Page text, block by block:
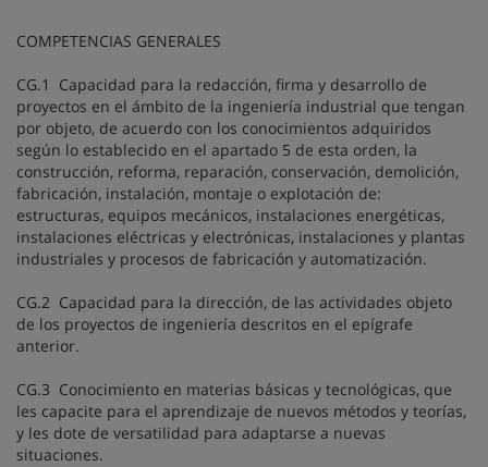
COMPETENCIAS GENERALES
CG.1 Capacidad para la redacción, firma y desarrollo de
proyectos en el ámbito de la ingeniería industrial que tengan
por objeto, de acuerdo con los conocimientos adquiridos
según lo establecido en el apartado 5 de esta orden, la
construcción, reforma, reparación, conservación, demolición,
fabricación, instalación, montaje o explotación de:
estructuras, equipos mecánicos, instalaciones energéticas,
instalaciones eléctricas y electrónicas, instalaciones y plantas
industriales y procesos de fabricación y automatización.
CG.2 Capacidad para la dirección, de las actividades objeto
de los proyectos de ingeniería descritos en el epígrafe
anterior.
CG.3 Conocimiento en materias básicas y tecnológicas, que
les capacite para el aprendizaje de nuevos métodos y teorías,
y les dote de versatilidad para adaptarse a nuevas
situaciones.